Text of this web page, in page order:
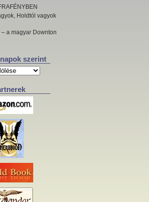
Holdtól vagyok
– a magyar Downton
szerint